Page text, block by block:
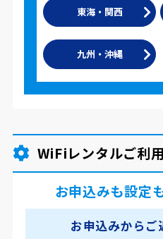
東海・関西
九州・沖縄
WiFiレンタルご利
お申込みも設定
お申込みからご